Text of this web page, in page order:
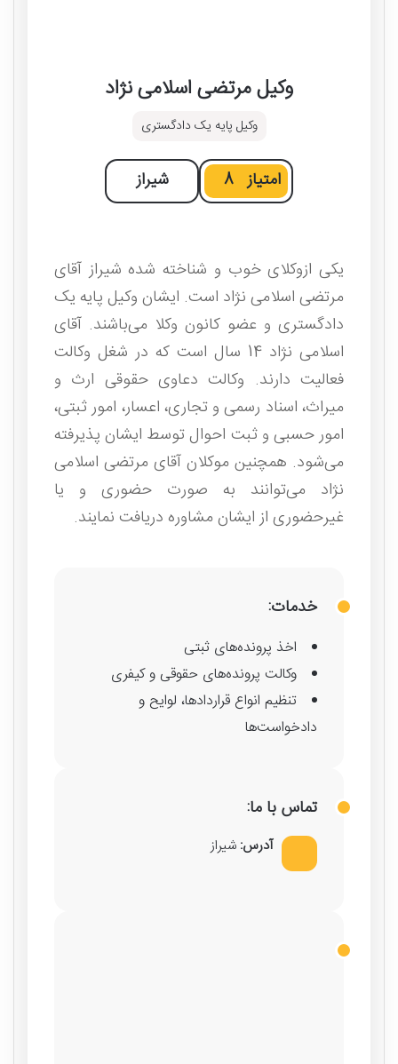
وکیل مرتضی اسلامی نژاد
وکیل پایه یک دادگستری
امتیاز 8 شیراز
یکی ازوکلای خوب و شناخته شده شیراز آقای
مرتضی اسلامی نژاد است. ایشان وکیل پایه یک
دادگستری و عضو کانون وکلا می‌باشند. آقای
اسلامی نژاد 14 سال است که در شغل وکالت
فعالیت دارند. وکالت دعاوی حقوقی ارث و
میراث، اسناد رسمی و تجاری، اعسار، امور ثبتی،
امور حسبی و ثبت احوال توسط ایشان پذیرفته
می‌شود. همچنین موکلان آقای مرتضی اسلامی
نژاد می‌توانند به صورت حضوری و یا
غیرحضوری از ایشان مشاوره دریافت نمایند.
خدمات:
اخذ پرونده‌های ثبتی
وکالت پرونده‌های حقوقی و کیفری
تنظیم انواع قراردادها، لوایح و
دادخواست‌ها
تماس با ما:
آدرس: شیراز